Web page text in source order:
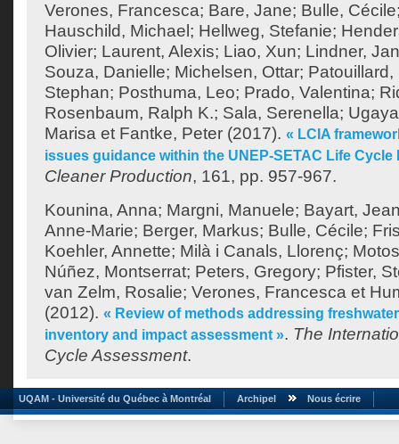
Verones, Francesca; Bare, Jane; Bulle, Cécile
Hauschild, Michael ; Hellweg, Stefanie;
Olivier; Laurent, Alexis; Liao, Xun; Lindner,
Souza, Danielle; Michelsen, Ottar; Patouillard,
Stephan; Posthuma, Leo; Prado, Valentina;
Rosenbaum, Ralph K.; Sala, Serenella;
Marisa et Fantke, Peter (2017). « LCIA
issues guidance within the UNEP-SETAC Life Cycle
Cleaner Production, 161, pp. 957-967.
Kounina, Anna; Margni, Manuele; Bayart,
Anne-Marie; Berger, Markus; Bulle, Cécile;
Koehler, Annette; Milà i Canals, Llorenç;
Núñez, Montserrat; Peters, Gregory; Pfister,
van Zelm, Rosalie; Verones, Francesca et
(2012). « Review of methods addressing
inventory and impact assessment ». The
Cycle Assessment.
UQAM - Université du Québec à Montréal Archipel Nous écrire